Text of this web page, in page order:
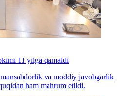
11 yilga qamaldi
va moddiy javobgarlik
ham mahrum etildi.